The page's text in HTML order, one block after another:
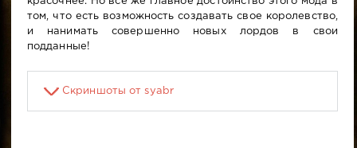
том, что есть возможность создавать свое королевство,
и нанимать совершенно новых лордов в свои
подданные!
Скриншоты от syabr